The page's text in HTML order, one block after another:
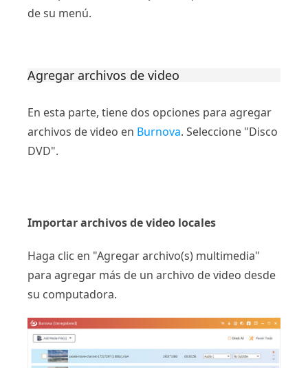
de su menú.
Agregar archivos de video
En esta parte, tiene dos opciones para agregar
archivos de video en Burnova. Seleccione "Disco
DVD".
Importar archivos de video locales
Haga clic en "Agregar archivo(s) multimedia"
para agregar más de un archivo de video desde
su computadora.